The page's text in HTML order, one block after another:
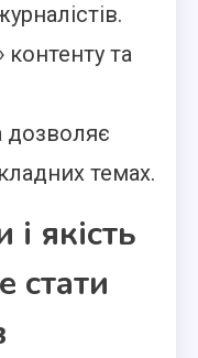
контенту та
дозволяє
темах.
якість
стати